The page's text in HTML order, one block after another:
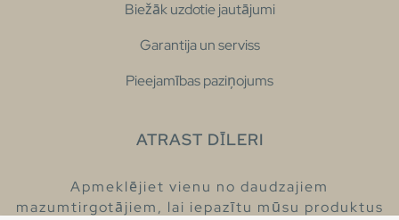
Biežāk uzdotie jautājumi
Garantija un serviss
Pieejamības paziņojums
ATRAST DĪLERI
Apmeklējiet vienu no daudzajiem
mazumtirgotājiem, lai iepazītu mūsu produktus